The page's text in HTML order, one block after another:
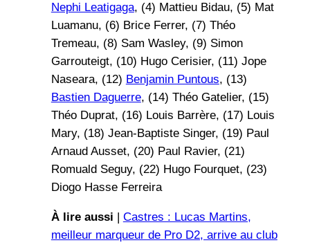
Nephi Leatigaga, (4) Mattieu Bidau, (5) Mat
Luamanu, (6) Brice Ferrer, (7) Théo
Tremeau, (8) Sam Wasley, (9) Simon
Garrouteigt, (10) Hugo Cerisier, (11) Jope
Naseara, (12) Benjamin Puntous, (13)
Bastien Daguerre, (14) Théo Gatelier, (15)
Théo Duprat, (16) Louis Barrère, (17) Louis
Mary, (18) Jean-Baptiste Singer, (19) Paul
Arnaud Ausset, (20) Paul Ravier, (21)
Romuald Seguy, (22) Hugo Fourquet, (23)
Diogo Hasse Ferreira
À lire aussi | Castres : Lucas Martins,
meilleur marqueur de Pro D2, arrive au club